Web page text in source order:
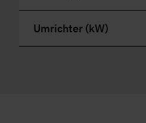
Umrichter (kW)